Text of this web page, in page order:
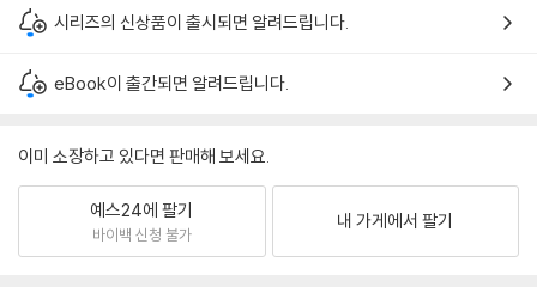
시리즈의 신상품이 출시되면 알려드립니다.
eBook이 출간되면 알려드립니다.
이미 소장하고 있다면 판매해 보세요.
예스24에 팔기
바이백 신청 불가
내 가게에서 팔기